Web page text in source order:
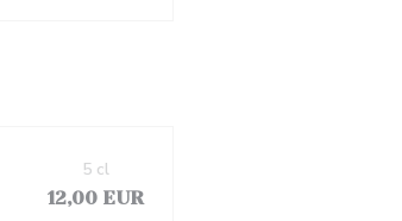
12,00 EUR
5 cl